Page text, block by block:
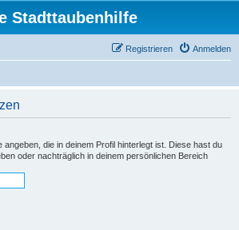
Stadttaubenhilfe
Anmelden
Registrieren
die in deinem Profil hinterlegt ist. Diese hast du
oder nachträglich in deinem persönlichen Bereich